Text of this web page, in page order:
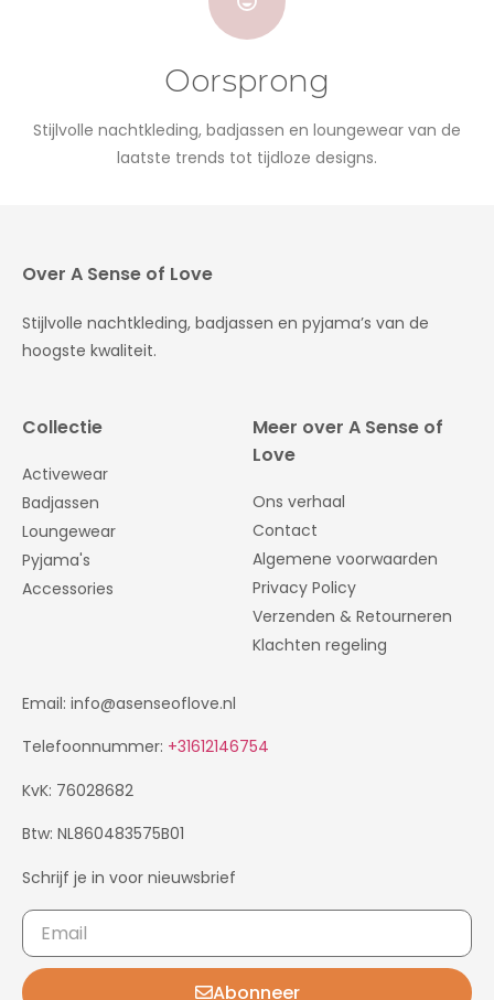
Oorsprong
Stijlvolle nachtkleding, badjassen en loungewear van de
laatste trends tot tijdloze designs.
Over A Sense of Love
Stijlvolle nachtkleding, badjassen en pyjama’s van de
hoogste kwaliteit.
Collectie
Activewear
Badjassen
Loungewear
Pyjama's
Accessories
Meer over A Sense of
Love
Ons verhaal
Contact
Algemene voorwaarden
Privacy Policy
Verzenden & Retourneren
Klachten regeling
Email: info@asenseoflove.nl
Telefoonnummer: +31612146754
KvK: 76028682
Btw: NL860483575B01
Schrijf je in voor nieuwsbrief
Abonneer